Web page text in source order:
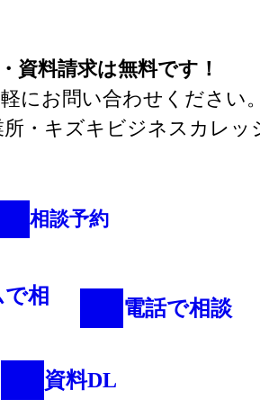
資料請求は無料です！
にお問い合わせください
所・キズキビジネスカレッ
相談予約
相
電話で相談
資料DL